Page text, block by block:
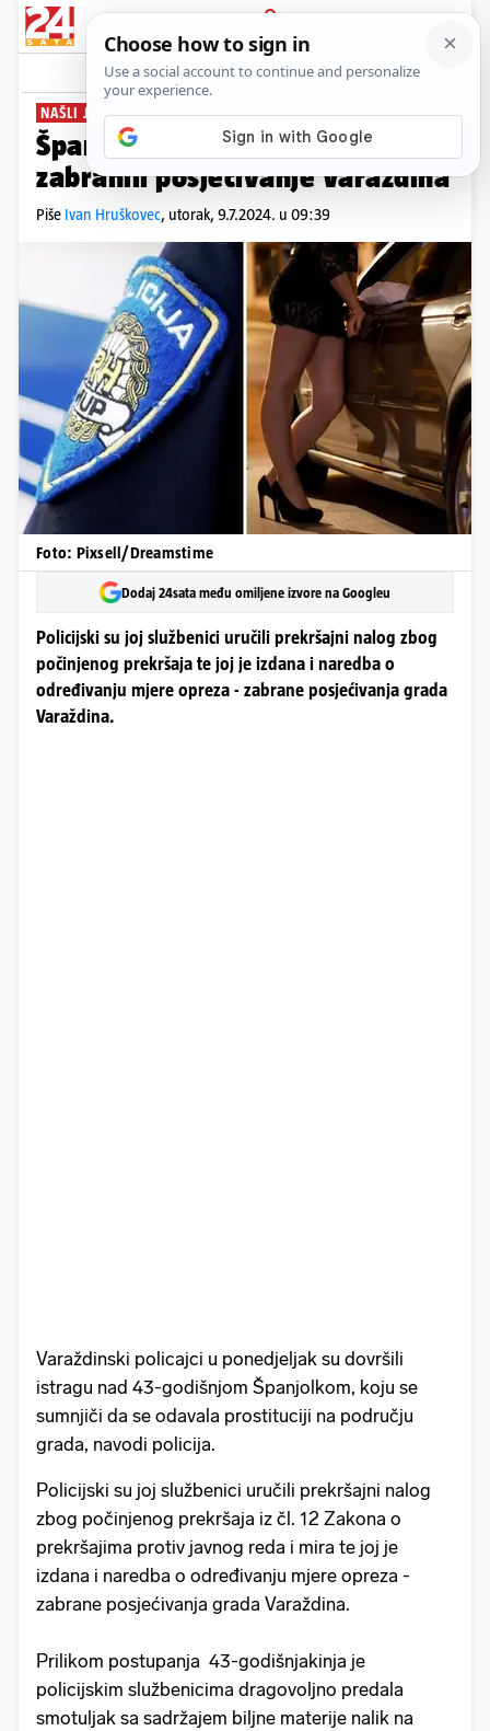
PRIJAVA
News Komentari
NAŠLI JOJ I TRAVU
Španjolki (43) zbog prostitucije
zabranili posjećivanje Varaždina
Piše Ivan Hruškovec, utorak, 9.7.2024. u 09:39
Foto: Pixsell/Dreamstime
Dodaj 24sata među omiljene izvore na Googleu
Policijski su joj službenici uručili prekršajni nalog zbog
počinjenog prekršaja te joj je izdana i naredba o
određivanju mjere opreza - zabrane posjećivanja grada
Varaždina.
Varaždinski policajci u ponedjeljak su dovršili
istragu nad 43-godišnjom Španjolkom, koju se
sumnjiči da se odavala prostituciji na području
grada, navodi policija.
Policijski su joj službenici uručili prekršajni nalog
zbog počinjenog prekršaja iz čl. 12 Zakona o
prekršajima protiv javnog reda i mira te joj je
izdana i naredba o određivanju mjere opreza -
zabrane posjećivanja grada Varaždina.
Prilikom postupanja 43-godišnjakinja je
policijskim službenicima dragovoljno predala
smotuljak sa sadržajem biljne materije nalik na